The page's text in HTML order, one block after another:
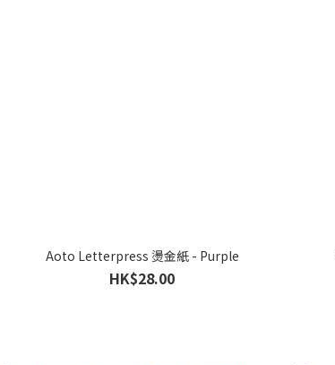
Aoto Letterpress 燙金紙 - Purple
HK$28.00